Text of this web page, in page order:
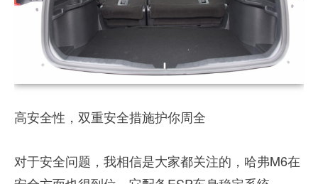
高安全性，双重安全措施护你周全
对于安全问题，我相信是大家都关注的，哈弗M6在